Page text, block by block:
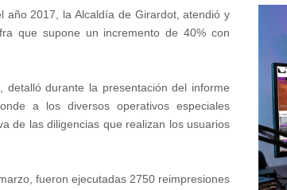
año 2017, la Alcaldía de Girardot, atendió y
que supone un incremento de 40% con
detalló durante la presentación del informe
a los diversos operativos especiales
de las diligencias que realizan los usuarios
fueron ejecutadas 2750 reimpresiones